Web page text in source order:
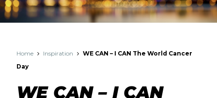
Home Inspiration
WE CAN – I CAN The World Cancer
Day
WE CAN – I CAN